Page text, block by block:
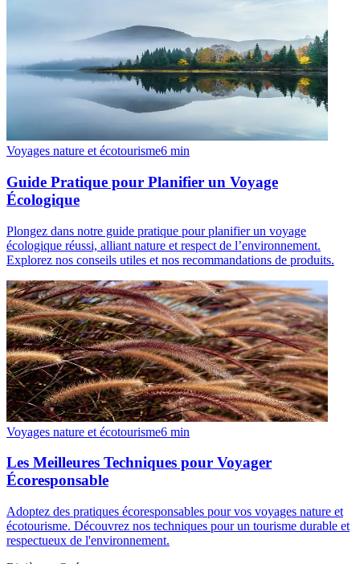
Voyages nature et écotourisme6 min
Guide Pratique pour Planifier un Voyage
Écologique
Plongez dans notre guide pratique pour planifier un voyage
écologique réussi, alliant nature et respect de l’environnement.
Explorez nos conseils utiles et nos recommandations de produits.
Voyages nature et écotourisme6 min
Les Meilleures Techniques pour Voyager
Écoresponsable
Adoptez des pratiques écoresponsables pour vos voyages nature et
écotourisme. Découvrez nos techniques pour un tourisme durable et
respectueux de l'environnement.